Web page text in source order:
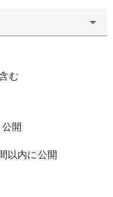
む
開
以内に公開